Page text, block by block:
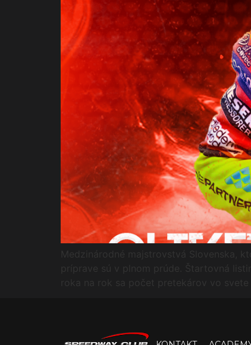
Medzinárodné majstrovstvá Slovenska,
príprave sú v plnom prúde. Štartovná
roka na rok sa počet pretekárov vo